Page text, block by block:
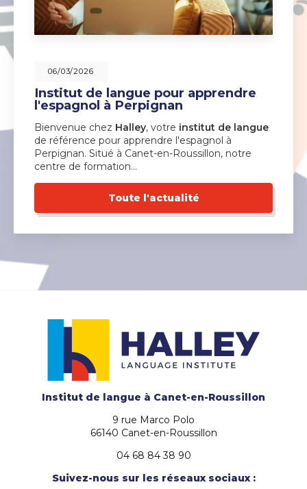
06/03/2026
Institut de langue pour apprendre
l'espagnol à Perpignan
Bienvenue chez Halley, votre institut de langue
de référence pour apprendre l'espagnol à
Perpignan. Situé à Canet-en-Roussillon, notre
centre de formation…
Toute l'actualité
Institut de langue à Canet-en-Roussillon
9 rue Marco Polo
66140 Canet-en-Roussillon
04 68 84 38 90
Suivez-nous sur les réseaux sociaux :